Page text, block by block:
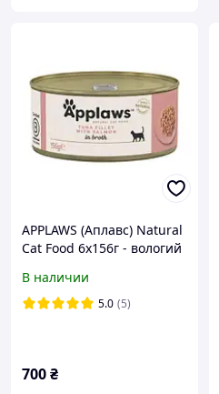
APPLAWS (Аплавс) Natural
Cat Food 6х156г - вологий
натуральних продуктів
В наличии
5.0 (5)
700₴